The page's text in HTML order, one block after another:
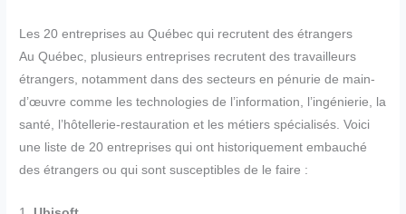
Les 20 entreprises au Québec qui recrutent des étrangers
Au Québec, plusieurs entreprises recrutent des travailleurs
étrangers, notamment dans des secteurs en pénurie de main-
d’œuvre comme les technologies de l’information, l’ingénierie, la
santé, l’hôtellerie-restauration et les métiers spécialisés. Voici
une liste de 20 entreprises qui ont historiquement embauché
des étrangers ou qui sont susceptibles de le faire :